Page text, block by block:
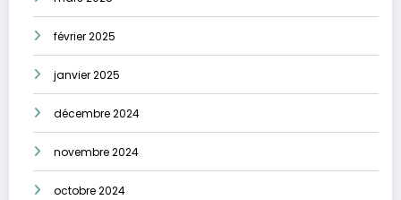
février 2025
janvier 2025
décembre 2024
novembre 2024
octobre 2024